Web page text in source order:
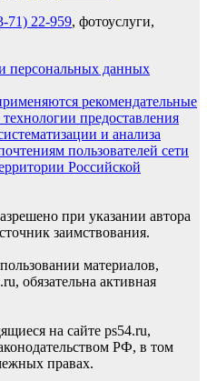
71) 22-959, фотоуслуги,
персональных данных
рекомендательные
предоставления
и анализа
пользователей сети
Российской
при указании автора
заимствования.
материалов,
обязательна активная
на сайте ps54.ru,
РФ, в том
правах.